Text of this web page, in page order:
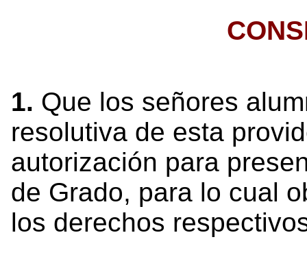
1. Que los señores
resolutiva de esta
autorización para
de Grado, para lo cual
los derechos